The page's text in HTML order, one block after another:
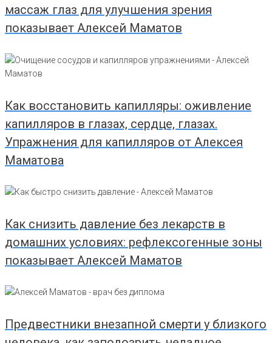
массаж глаз для улучшения зрения
показывает Алексей Маматов
Как восстановить капилляры: оживление
капилляров в глазах, сердце, глазах.
Упражнения для капилляров от Алексея
Маматова
Как снизить давление без лекарств в
домашних условиях: рефлексогенные зоны
показывает Алексей Маматов
Предвестники внезапной смерти у близкого